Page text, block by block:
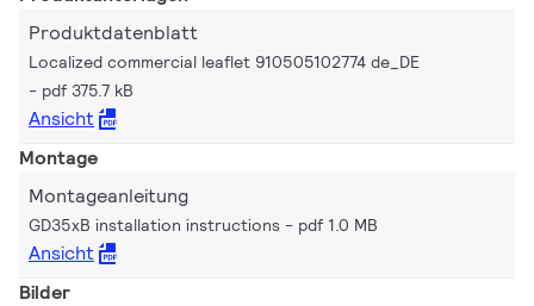
Produktdatenblatt
Localized commercial leaflet 910505102774 de_DE
pdf 375.7 kB
Ansicht
Montage
Montageanleitung
GD35xB installation instructions pdf 1.0 MB
Ansicht
Bilder